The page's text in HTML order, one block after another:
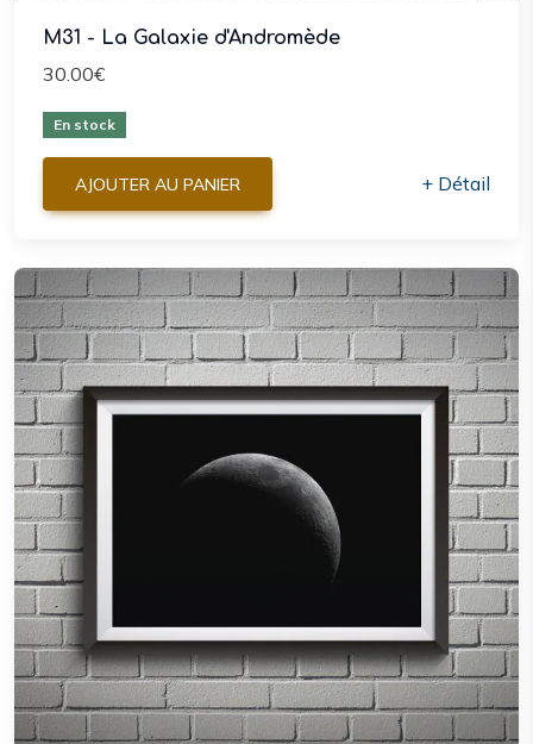
M31 - La Galaxie d'Andromède
30.00€
En stock
AJOUTER AU PANIER + Détail